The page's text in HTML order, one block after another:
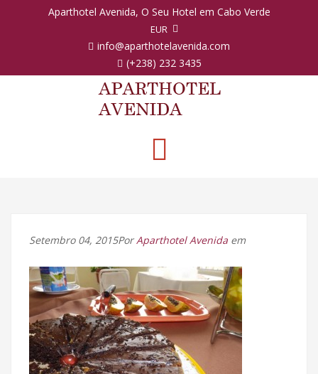
Aparthotel Avenida, O Seu Hotel em Cabo Verde
EUR
info@aparthotelavenida.com
(+238) 232 3435
Toggle
Setembro 04, 2015PorAparthotel Avenida em